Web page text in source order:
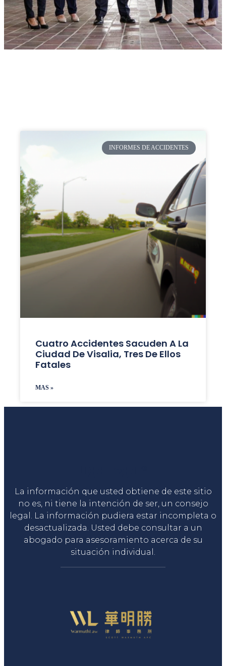
INFORMES DE ACCIDENTES
Cuatro Accidentes Sacuden A La
Ciudad De Visalia, Tres De Ellos
Fatales
MAS »
La información que usted obtiene de este sitio
no es, ni tiene la intención de ser, un consejo
legal. La información pudiera estar incompleta o
desactualizada. Usted debe consultar a un
abogado para asesoramiento acerca de su
situación individual.